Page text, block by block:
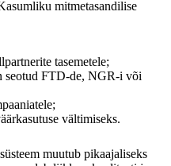
mitmetasandilise
tasemetele;
seotud FTD-de, NGR-i või
vältimiseks.
muutub pikaajaliseks